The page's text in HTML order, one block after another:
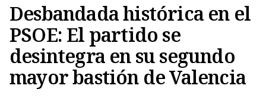
Desbandada histórica en el
PSOE: El partido se
desintegra en su segundo
mayor bastión de Valencia